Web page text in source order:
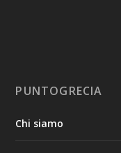
PUNTOGRECIA
Chi siamo